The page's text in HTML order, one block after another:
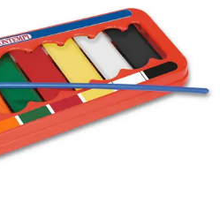
3290Ft
Darab
Kosárba
Szállítás:
- Csomagautomata: 1190
forinttól
- Házhozszállítás: 2190
forinttól
- Személyes átvétel: